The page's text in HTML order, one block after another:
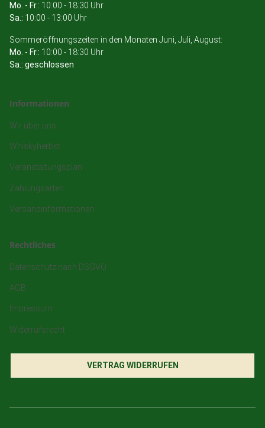
Mo. - Fr.: 10:00 - 18:30 Uhr
Sa.: 10:00 - 13:00 Uhr
Sommeröffnungszeiten in den Monaten Juni, Juli, August:
Mo. - Fr.: 10:00 - 18:30 Uhr
Sa.: geschlossen
Informationen
Wir über uns
Whiskyherbst
Veranstaltungsplan
Zahlungsarten
Versandinformationen
Rechtliches
Datenschutz nach DSGVO
AGB
Impressum
Widerrufsrecht
VERTRAG WIDERRUFEN